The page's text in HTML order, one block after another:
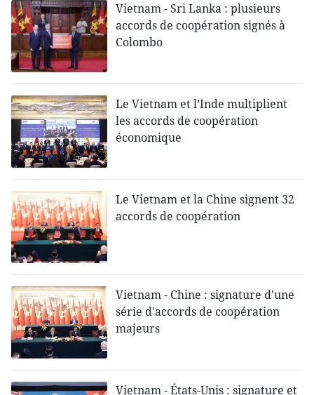
Vietnam - Sri Lanka : plusieurs
accords de coopération signés à
Colombo
Le Vietnam et l’Inde multiplient
les accords de coopération
économique
Le Vietnam et la Chine signent 32
accords de coopération
Vietnam - Chine : signature d'une
série d'accords de coopération
majeurs
Vietnam - États-Unis : signature et